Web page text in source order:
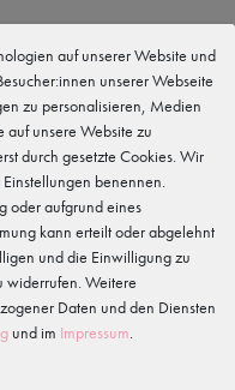
auf unserer Website und
unserer Webseite
zu personalisieren, Medien
unsere Website zu
durch gesetzte Cookies. Wir
benennen.
oder aufgrund eines
kann erteilt oder abgelehnt
und die Einwilligung zu
widerrufen. Weitere
Daten und den Diensten
und im Impressum.